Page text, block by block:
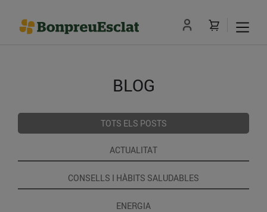
BLOG
TOTS ELS POSTS
ACTUALITAT
CONSELLS I HÀBITS SALUDABLES
ENERGIA